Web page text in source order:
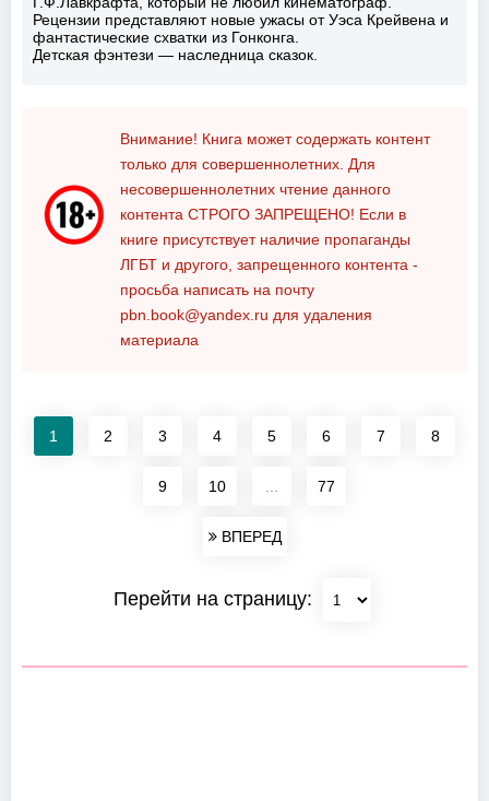
Рецензии представляют новые ужасы от Уэса Крейвена и
фантастические схватки из Гонконга.
Детская фэнтези — наследница сказок.
Внимание! Книга может содержать контент
только для совершеннолетних. Для
несовершеннолетних чтение данного
контента СТРОГО ЗАПРЕЩЕНО! Если в
книге присутствует наличие пропаганды
ЛГБТ и другого, запрещенного контента -
просьба написать на почту
pbn.book@yandex.ru для удаления
материала
1 2 3 4 5 6 7 8
9 10 77
ВПЕРЕД
Перейти на страницу: